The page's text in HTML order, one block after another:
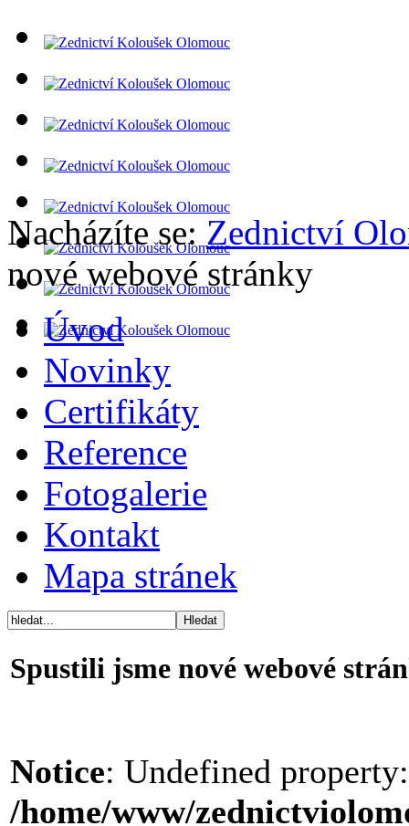
Nacházíte se: Zednictví
nové webové stránky
Úvod
Novinky
Certifikáty
Reference
Fotogalerie
Kontakt
Mapa stránek
Spustili jsme nové webové
Notice: Undefined
/home/www/